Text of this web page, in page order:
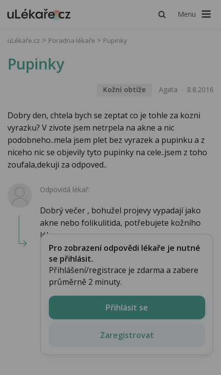
Menu
uLékaře.cz Poradna lékaře Pupinky
Pupinky
Kožní obtíže Agata 8.8.2016
Dobry den, chtela bych se zeptat co je tohle za kozni
vyrazku? V zivote jsem netrpela na akne a nic
podobneho..mela jsem plet bez vyrazek a pupinku a z
niceho nic se objevily tyto pupinky na cele..jsem z toho
zoufala,dekuji za odpoved..
Odpovídá lékař:
Dobrý večer , bohužel projevy vypadají jako
akne nebo folikulitida, potřebujete kožního
lék...
Pro zobrazení odpovědi lékaře je nutné
se přihlásit.
Přihlášení/registrace je zdarma a zabere
průměrně 2 minuty.
Přihlásit se
Zaregistrovat